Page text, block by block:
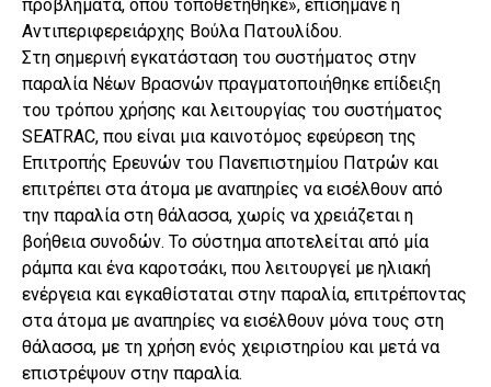
προβλήματα, όπου τοποθετήθηκε», επισήμανε η
Αντιπεριφερειάρχης Βούλα Πατουλίδου.
Στη σημερινή εγκατάσταση του συστήματος στην
παραλία Νέων Βρασνών πραγματοποιήθηκε επίδειξη
του τρόπου χρήσης και λειτουργίας του συστήματος
SEATRAC, που είναι μια καινοτόμος εφεύρεση της
Επιτροπής Ερευνών του Πανεπιστημίου Πατρών και
επιτρέπει στα άτομα με αναπηρίες να εισέλθουν από
την παραλία στη θάλασσα, χωρίς να χρειάζεται η
βοήθεια συνοδών. Το σύστημα αποτελείται από μία
ράμπα και ένα καροτσάκι, που λειτουργεί με ηλιακή
ενέργεια και εγκαθίσταται στην παραλία, επιτρέποντας
στα άτομα με αναπηρίες να εισέλθουν μόνα τους στη
θάλασσα, με τη χρήση ενός χειριστηρίου και μετά να
επιστρέψουν στην παραλία.